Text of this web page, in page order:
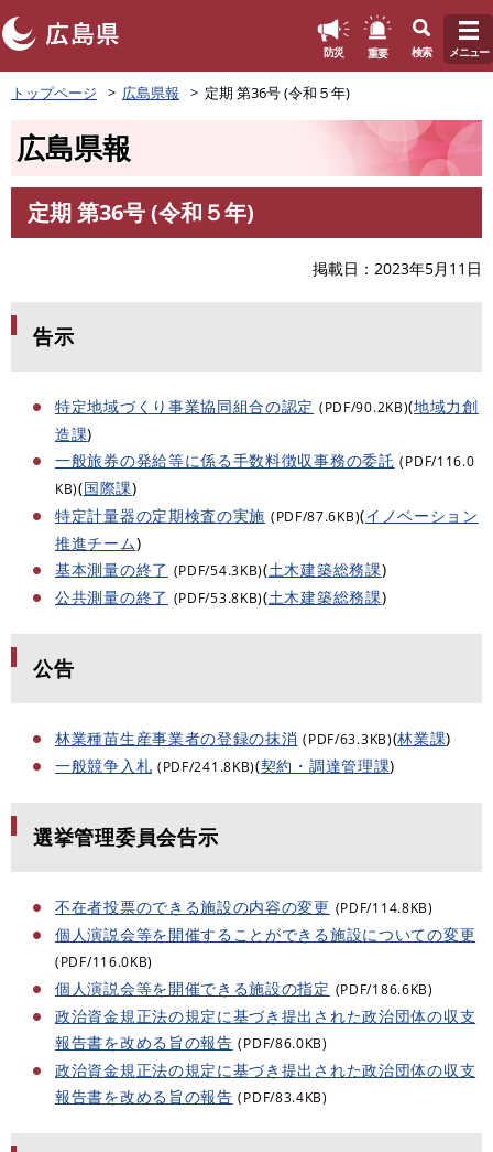
ペ
ー
頭
す
防災 重要 検索 メニュー
トップページ 広島県報 定期 第36号 (令和５年)
広島県報
文
定期 第36号 (令和５年)
掲載日 2023年5月11日
告示
特定地域づくり事業協同組合の認定 (PDF/90.2KB)(地域力創
造課)
一般旅券の発給等に係る手数料徴収事務の委託 (PDF/116.0
KB)(国際課)
特定計量器の定期検査の実施 (PDF/87.6KB)(イノベーション
推進チーム)
基本測量の終了 (PDF/54.3KB)(土木建築総務課)
公共測量の終了 (PDF/53.8KB)(土木建築総務課)
公告
林業種苗生産事業者の登録の抹消 (PDF/63.3KB)(林業課)
一般競争入札 (PDF/241.8KB)(契約・調達管理課)
選挙管理委員会告示
不在者投票のできる施設の内容の変更 (PDF/114.8KB)
個人演説会等を開催することができる施設についての変更
(PDF/116.0KB)
個人演説会等を開催できる施設の指定 (PDF/186.6KB)
政治資金規正法の規定に基づき提出された政治団体の収支
報告書を改める旨の報告 (PDF/86.0KB)
政治資金規正法の規定に基づき提出された政治団体の収支
報告書を改める旨の報告 (PDF/83.4KB)